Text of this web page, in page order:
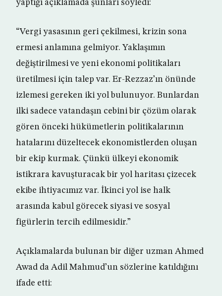
yaptığı açıklamada şunları söyledi:
“Vergi yasasının geri çekilmesi, krizin sona
ermesi anlamına gelmiyor. Yaklaşımın
değiştirilmesi ve yeni ekonomi politikaları
üretilmesi için talep var. Er-Rezzaz’ın önünde
izlemesi gereken iki yol bulunuyor. Bunlardan
ilki sadece vatandaşın cebini bir çözüm olarak
gören önceki hükümetlerin politikalarının
hatalarını düzeltecek ekonomistlerden oluşan
bir ekip kurmak. Çünkü ülkeyi ekonomik
istikrara kavuşturacak bir yol haritası çizecek
ekibe ihtiyacımız var. İkinci yol ise halk
arasında kabul görecek siyasi ve sosyal
figürlerin tercih edilmesidir.”
Açıklamalarda bulunan bir diğer uzman Ahmed
Awad da Adil Mahmud’un sözlerine katıldığını
ifade etti: